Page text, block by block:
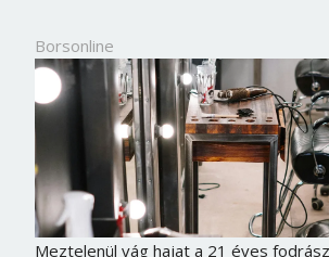
Borsonline
Meztelenül vág hajat a 21 éves